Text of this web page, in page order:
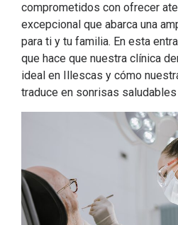
comprometidos con ofrecer
excepcional que abarca una
para ti y tu familia. En esta
que hace que nuestra clínica
ideal en Illescas y cómo
traduce en sonrisas